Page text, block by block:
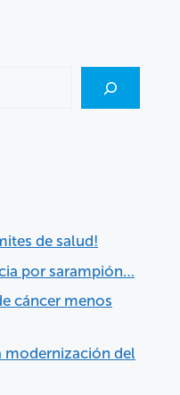
de salud!
por sarampión…
cáncer menos
modernización del